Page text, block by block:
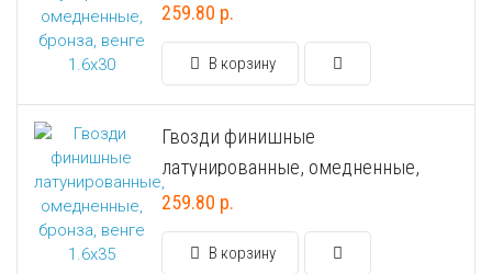
Универсальный дюбель потай и с бортом
Универсальный распорный дюбель с петельным крюком RUO
Универсальный распорный дюбель с потолочным крюком RUС
Универсальный распорный дюбель с простым крюком RUL
Фасадный анкер “Wkret-met”
Шпатель фасадный нержавеющий, зубчатый 8х8мм
бронза, венге 1.6х30
259.80 р.
В корзину
Гвозди финишные
латунированные, омедненные,
бронза, венге 1.6х35
259.80 р.
В корзину